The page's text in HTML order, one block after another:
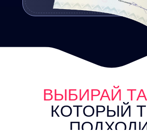
ВЫБИРАЙ
КОТОРЫЙ